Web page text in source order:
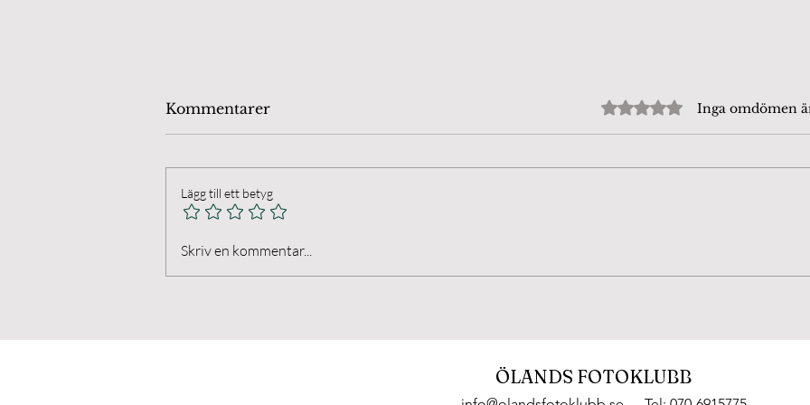
Kommentarer Betygsatt till 0 av 5
Inga omdömen
Lägg till ett betyg
Skriv en kommentar...
ÖLANDS FOTOKLUBB